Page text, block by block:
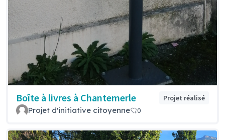
Boîte à livres à Chantemerle Projet réalisé
Projet d'initiative citoyenne 0